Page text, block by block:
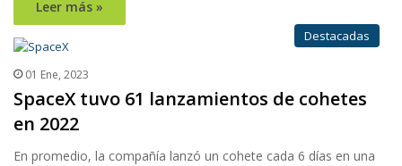
Leer más »
Destacadas
01 Ene, 2023
SpaceX tuvo 61 lanzamientos de cohetes
en 2022
En promedio, la compañía lanzó un cohete cada 6 días en una